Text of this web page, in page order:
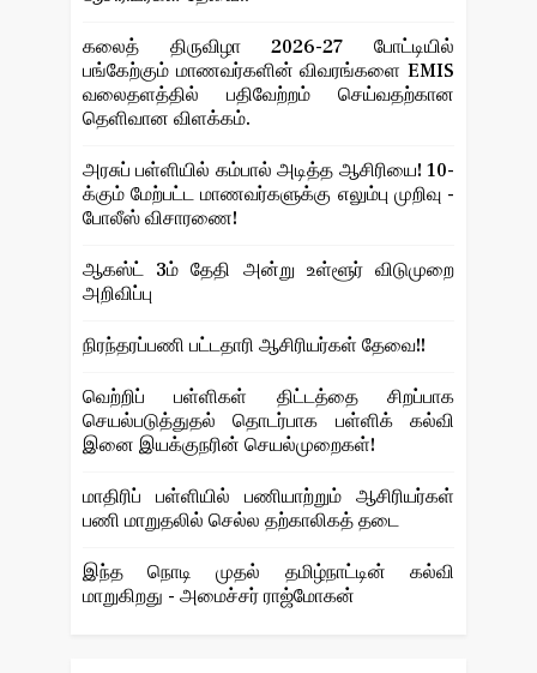
கலைத் திருவிழா 2026-27 போட்டியில்
பங்கேற்கும் மாணவர்களின் விவரங்களை EMIS
வலைதளத்தில் பதிவேற்றம் செய்வதற்கான
தெளிவான விளக்கம்.
அரசுப் பள்ளியில் கம்பால் அடித்த ஆசிரியை! 10-
க்கும் மேற்பட்ட மாணவர்களுக்கு எலும்பு முறிவு -
போலீஸ் விசாரணை!
ஆகஸ்ட் 3ம் தேதி அன்று உள்ளூர் விடுமுறை
அறிவிப்பு
நிரந்தரப்பணி பட்டதாரி ஆசிரியர்கள் தேவை!!
வெற்றிப் பள்ளிகள் திட்டத்தை சிறப்பாக
செயல்படுத்துதல் தொடர்பாக பள்ளிக் கல்வி
இனை இயக்குநரின் செயல்முறைகள்!
மாதிரிப் பள்ளியில் பணியாற்றும் ஆசிரியர்கள்
பணி மாறுதலில் செல்ல தற்காலிகத் தடை
இந்த நொடி முதல் தமிழ்நாட்டின் கல்வி
மாறுகிறது - அமைச்சர் ராஜ்மோகன்